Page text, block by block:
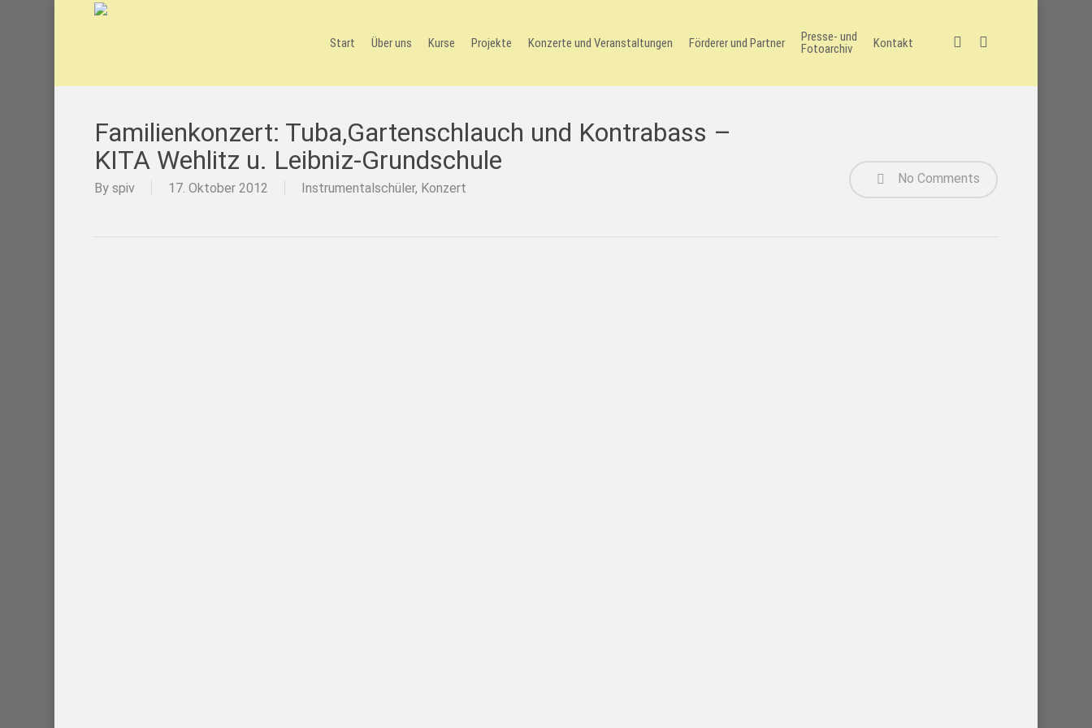
Start Über uns Kurse Projekte Konzerte und Veranstaltungen Förderer und Partner
Presse- und
Fotoarchiv
Kontakt facebookinstagram
Familienkonzert: Tuba,Gartenschlauch und Kontrabass –
KITA Wehlitz u. Leibniz-Grundschule
By spiv 17. Oktober 2012 Instrumentalschüler, Konzert
No Comments